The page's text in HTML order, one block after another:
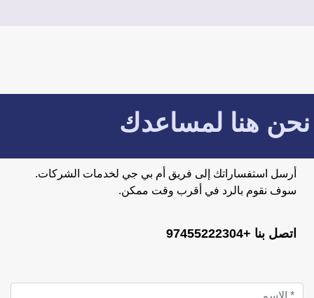
نحن هنا لمساعدك
أرسل استفساراتك إلى فريق أم بي جي لخدمات الشركات.
سوف نقوم بالرد في أقرب وقت ممكن.
اتصل بنا +97455222304